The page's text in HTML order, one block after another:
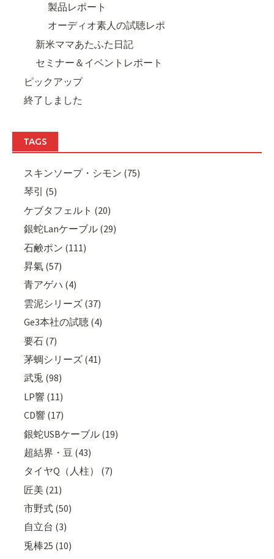
製品レポート
オーディオ素人の試聴レポ
新米ママあたふた日記
セミナー＆イベントレポート
ピックアップ
終了しました
TAGS
スキンソープ・シモン (75)
琴引 (5)
ケブタフェルト (20)
銀蛇Lanケーブル (29)
石鹸ポン (111)
昇氣 (57)
青アゲハ (4)
雲泥シリーズ (37)
Ge3本社の試聴 (4)
要石 (7)
茅蜩シリーズ (41)
武兎 (98)
LP響 (11)
CD響 (17)
銀蛇USBケーブル (19)
超結界・豆 (43)
タイヤQ（人柱） (7)
匠美 (21)
市野式 (50)
自立台 (3)
兎棒25 (10)